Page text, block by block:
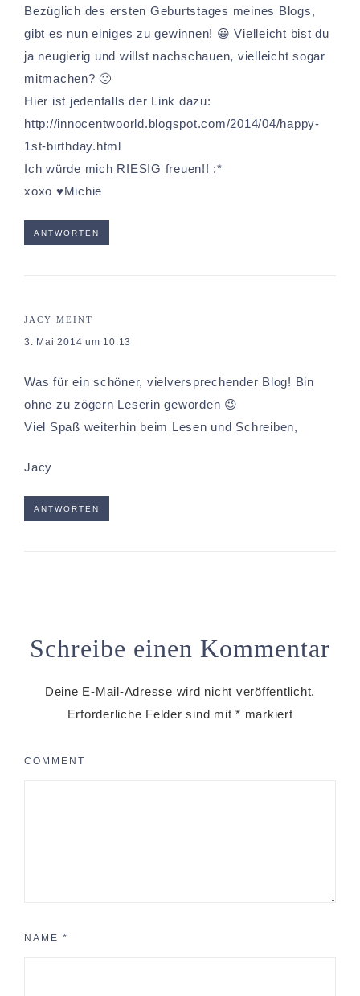
Bezüglich des ersten Geburtstages meines Blogs,
gibt es nun einiges zu gewinnen! 😀 Vielleicht bist du
ja neugierig und willst nachschauen, vielleicht sogar
mitmachen? 🙂
Hier ist jedenfalls der Link dazu:
http://innocentwoorld.blogspot.com/2014/04/happy-
1st-birthday.html
Ich würde mich RIESIG freuen!! :*
xoxo ♥Michie
ANTWORTEN
JACY MEINT
3. Mai 2014 um 10:13
Was für ein schöner, vielversprechender Blog! Bin
ohne zu zögern Leserin geworden 😉
Viel Spaß weiterhin beim Lesen und Schreiben,
Jacy
ANTWORTEN
Schreibe einen Kommentar
Deine E-Mail-Adresse wird nicht veröffentlicht.
Erforderliche Felder sind mit * markiert
COMMENT
NAME *